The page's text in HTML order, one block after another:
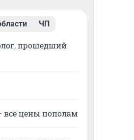
ЧП
прошедший
все цены пополам